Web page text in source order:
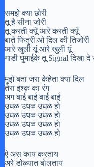
समझे क्या छोरी
तू है सीना जोरी
तू करती क्यूँ आरे करती क्यूँ
बाते फितुरी ओ दिल की तिजोरी
आरे खुली यूं आरे खुली यूं
गाडी घुमाईके तू Signal दिखा दे
मुझे बता जरा केहेता क्या दिल
तेरा इश्क़ का रंग
अग बाई बाई बाई बाई
उधळ उधळ उधळ हो
उधळ उधळ उधळ हो
उधळ उधळ उधळ हो
उधळ उधळ उधळ हो
ऐ अस काय करताय
अरे डोळ्यात बोलताय